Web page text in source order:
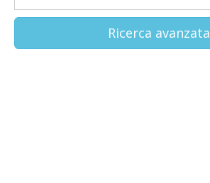
Ricerca avanzata